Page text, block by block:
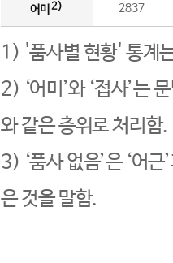
어미 2) 2837
1) '품사별 현황' 통계
2) ‘어미’와 ‘접사’는
와 같은 층위로 처리함.
3) ‘품사 없음’은 ‘어
은 것을 말함.